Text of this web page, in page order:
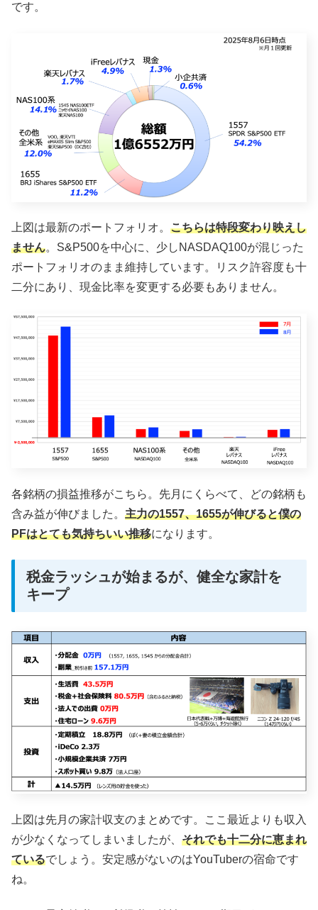
です。
上図は最新のポートフォリオ。 こちらは特段変わり映えし
ません。S&P500を中心に、少しNASDAQ100が混じった
ポートフォリオのまま維持しています。リスク許容度も十
二分にあり、現金比率を変更する必要もありません。
各銘柄の損益推移がこちら。先月にくらべて、どの銘柄も
含み益が伸びました。 主力の1557、1655が伸びると僕の
PFはとても気持ちいい推移になります。
税金ラッシュが始まるが、健全な家計を
キープ
上図は先月の家計収支のまとめです。ここ最近よりも収入
が少なくなってしまいましたが、 それでも十二分に恵まれ
ているでしょう。安定感がないのはYouTuberの宿命です
ね。